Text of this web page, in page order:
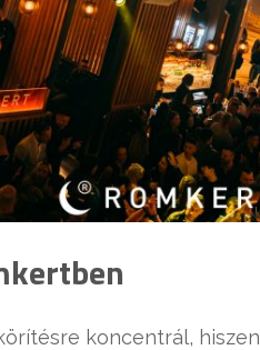
koncentrál, hiszen